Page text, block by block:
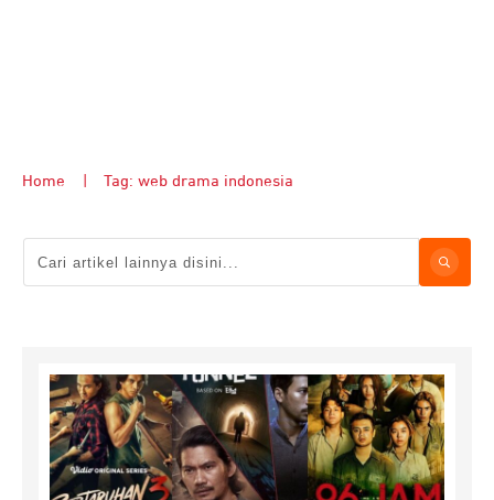
Home Tag: web drama indonesia